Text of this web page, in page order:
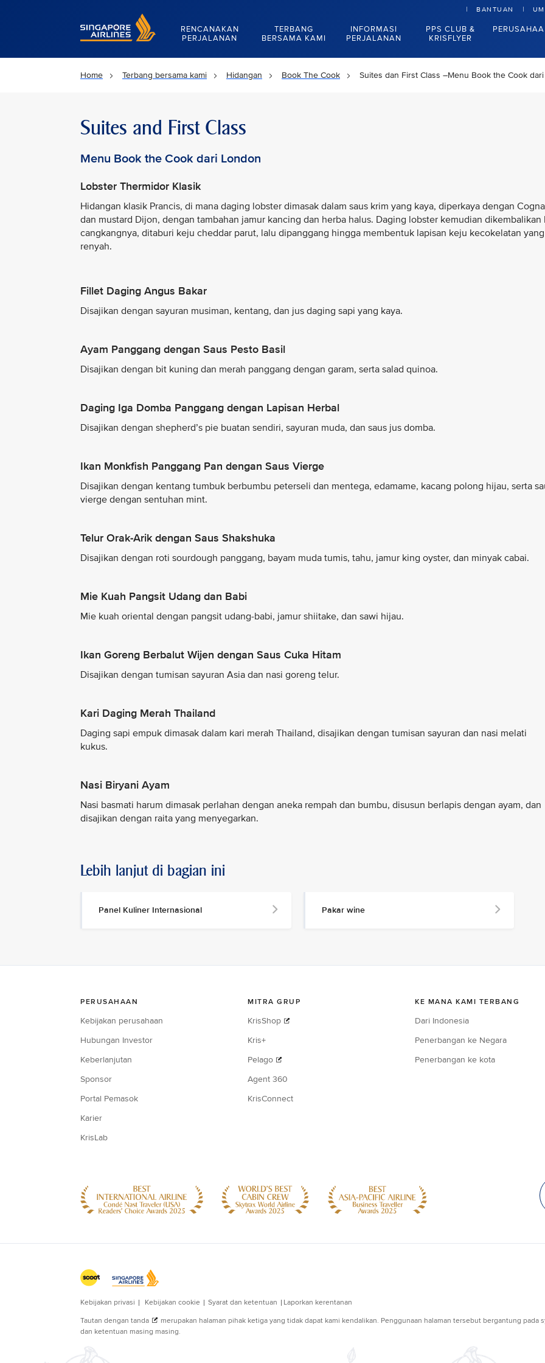
Singapore Airlines Home
RENCANAKAN
PERJALANAN
TERBANG
BERSAMA KAMI
INFORMASI
PERJALANAN
PPS CLUB &
KRISFLYER
BANTUAN
Home Terbang bersama kami Hidangan Book The Cook Suites dan First Class –Menu Book the Cook
Suites and First Class
Menu Book the Cook dari London
Lobster Thermidor Klasik
Hidangan klasik Prancis, di mana daging lobster dimasak dalam saus krim yang kaya, diperkaya dengan
dan mustard Dijon, dengan tambahan jamur kancing dan herba halus. Daging lobster kemudian dikembalikan
cangkangnya, ditaburi keju cheddar parut, lalu dipanggang hingga membentuk lapisan keju kecokelatan yang
renyah.
Fillet Daging Angus Bakar
Disajikan dengan sayuran musiman, kentang, dan jus daging sapi yang kaya.
Ayam Panggang dengan Saus Pesto Basil
Disajikan dengan bit kuning dan merah panggang dengan garam, serta salad quinoa.
Daging Iga Domba Panggang dengan Lapisan Herbal
Disajikan dengan shepherd’s pie buatan sendiri, sayuran muda, dan saus jus domba.
Ikan Monkfish Panggang Pan dengan Saus Vierge
Disajikan dengan kentang tumbuk berbumbu peterseli dan mentega, edamame, kacang polong hijau, serta
vierge dengan sentuhan mint.
Telur Orak-Arik dengan Saus Shakshuka
Disajikan dengan roti sourdough panggang, bayam muda tumis, tahu, jamur king oyster, dan minyak cabai.
Mie Kuah Pangsit Udang dan Babi
Mie kuah oriental dengan pangsit udang-babi, jamur shiitake, dan sawi hijau.
Ikan Goreng Berbalut Wijen dengan Saus Cuka Hitam
Disajikan dengan tumisan sayuran Asia dan nasi goreng telur.
Kari Daging Merah Thailand
Daging sapi empuk dimasak dalam kari merah Thailand, disajikan dengan tumisan sayuran dan nasi melati
kukus.
Nasi Biryani Ayam
Nasi basmati harum dimasak perlahan dengan aneka rempah dan bumbu, disusun berlapis dengan ayam, dan
disajikan dengan raita yang menyegarkan.
Lebih lanjut di bagian ini
Panel Kuliner Internasional Pakar wine